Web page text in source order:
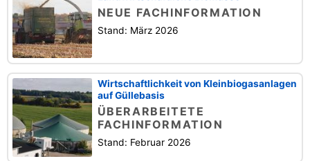
NEUE FACHINFORMATION
Stand: März 2026
Wirtschaftlichkeit von Kleinbiogasanlagen
auf Güllebasis
ÜBERARBEITETE
FACHINFORMATION
Stand: Februar 2026